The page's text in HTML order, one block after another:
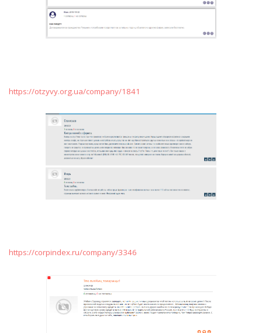
https://otzyvy.org.ua/company/1841
https://corpindex.ru/company/3346